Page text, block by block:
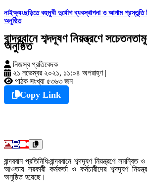
নাইক্ষ্যংছড়িতে বহুমুখী দুর্যোগ ব্যবস্থাপনা ও আগাম প্রস্তুতি
অনুষ্ঠিত
বান্দরবানে শব্দদূষণ নিয়ন্ত্রণে
অনুষ্ঠিত
নিজস্ব প্রতিবেদক
২১ নভেম্বর ২০২১, ১১:০৪ অপরাহ্ণ |
পাঠক সংখ্যা ৫৩৬৩ জন
Copy Link
বান্দরবান প্রতিনিধিঃবান্দরবানে শব্দদূষণ নিয়ন্ত্রণে
আওতায় সরকারী কর্মকর্তা ও কর্মচারীদের শব্দদূষণ
অনুষ্ঠিত হয়েছে।